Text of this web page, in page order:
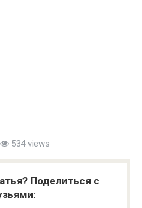
534 views
Поделиться с